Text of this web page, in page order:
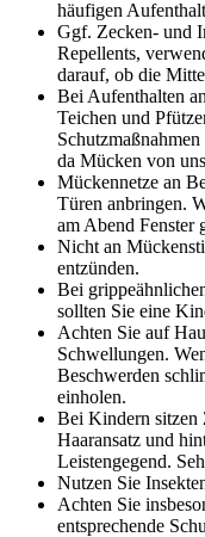
häufigen
Ggf. Zecken- und
Repellents,
darauf, ob die
Bei Aufenthalten
Teichen und
da Mücken von
Mückennetze an
Türen anbringen.
am Abend Fenster
Nicht an
entzünden.
Bei
sollten Sie eine
Achten Sie auf
Schwellungen.
Beschwerden
einholen.
Bei Kindern sitzen
Haaransatz und
Leistengegend.
Nutzen Sie
Achten Sie
entsprechende